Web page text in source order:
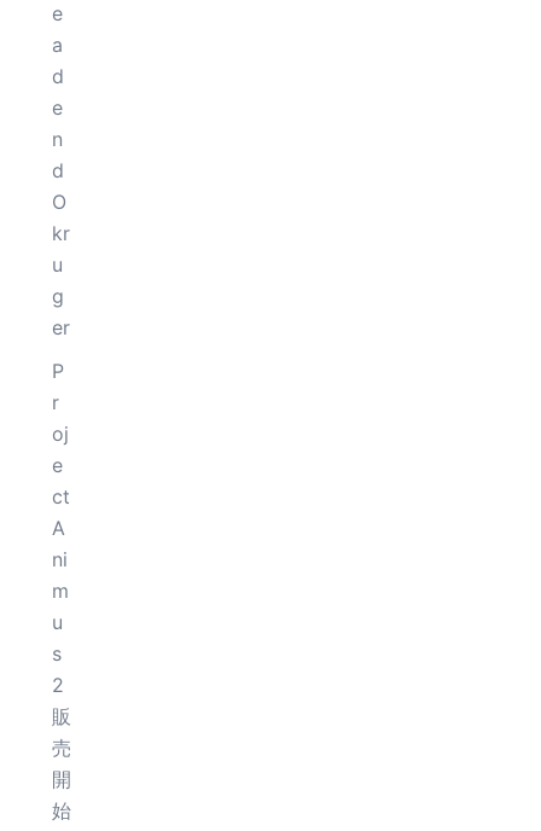
e
a
d
e
n
d
O
kr
u
g
er
P
r
oj
e
ct
A
ni
m
u
s
2
販
売
開
始